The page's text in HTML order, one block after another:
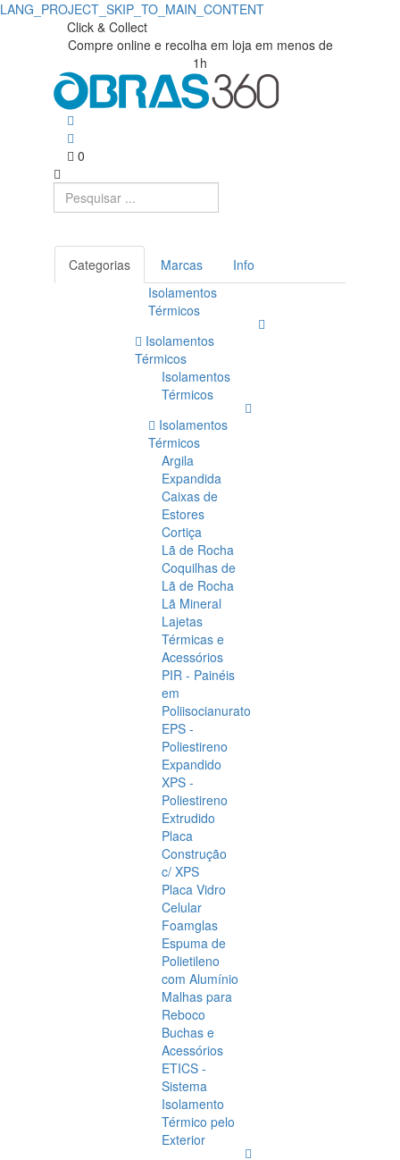
LANG_PROJECT_SKIP_TO_MAIN_CONTENT
Click & Collect
Compre online e recolha em loja em menos de
1h
0
Categorias Marcas
Info
Isolamentos
Térmicos
Isolamentos
Térmicos
Isolamentos
Térmicos
Isolamentos
Térmicos
Argila
Expandida
Caixas de
Estores
Cortiça
Lã de Rocha
Coquilhas de
Lã de Rocha
Lã Mineral
Lajetas
Térmicas e
Acessórios
PIR - Painéis
em
Poliisocianurato
EPS -
Poliestireno
Expandido
XPS -
Poliestireno
Extrudido
Placa
Construção
c/ XPS
Placa Vidro
Celular
Foamglas
Espuma de
Polietileno
com Alumínio
Malhas para
Reboco
Buchas e
Acessórios
ETICS -
Sistema
Isolamento
Térmico pelo
Exterior